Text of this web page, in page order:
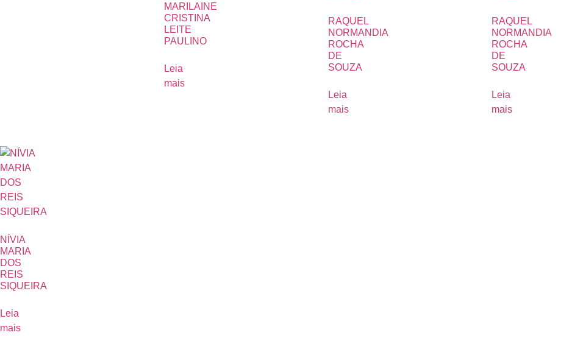
MARILAINE
CRISTINA
LEITE
PAULINO
Leia
mais
RAQUEL
NORMANDIA
ROCHA
DE
SOUZA
Leia
mais
RAQUEL
NORMANDIA
ROCHA
DE
SOUZA
Leia
mais
NÍVIA
MARIA
DOS
REIS
SIQUEIRA
Leia
mais